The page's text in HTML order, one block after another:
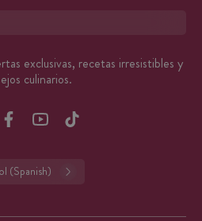
exclusivas, recetas irresistibles y
culinarios.
(Spanish)